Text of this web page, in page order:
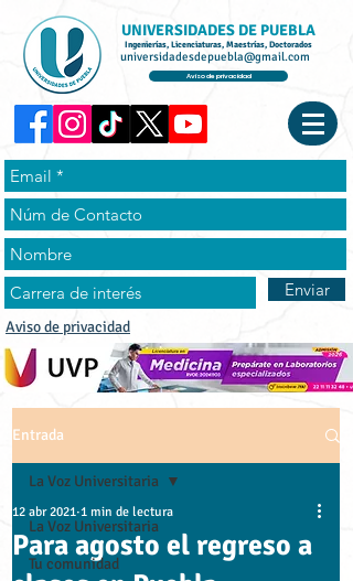
UNIVERSIDADES DE PUEBLA
Ingenierías, Licenciaturas, Maestrías, Doctorados
universidadesdepuebla@gmail.com
Aviso de privacidad
Enviar
Aviso de privacidad
Entrada
La Voz Universitaria
Tu comunidad
La Voz Universitaria
Para agosto el regreso a
12 abr 2021 1 min de lectura